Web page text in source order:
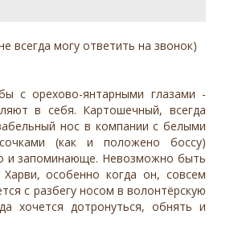
всегда могу ответить на звонок)
с орехово-янтарными глазами -
в себя. Картошечный, всегда
нос в компании с белыми
(как и положено боссу)
и запоминающе. Невозможно быть
особенно когда он, совсем
с разбегу носом в волонтёрскую
хочется дотронуться, обнять и